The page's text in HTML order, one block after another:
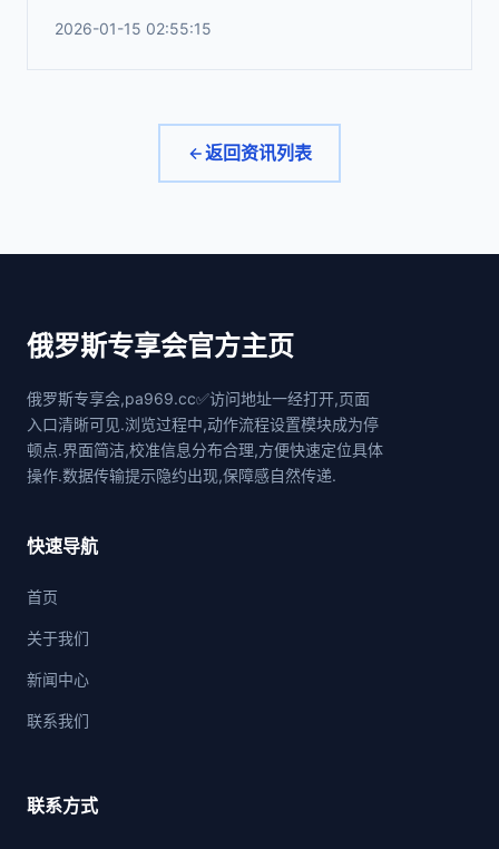
2026-01-15 02:55:15
返回资讯列表
俄罗斯专享会官方主页
俄罗斯专享会,pa969.cc✅访问地址一经打开,页面
入口清晰可见.浏览过程中,动作流程设置模块成为停
顿点.界面简洁,校准信息分布合理,方便快速定位具体
操作.数据传输提示隐约出现,保障感自然传递.
快速导航
首页
关于我们
新闻中心
联系我们
联系方式